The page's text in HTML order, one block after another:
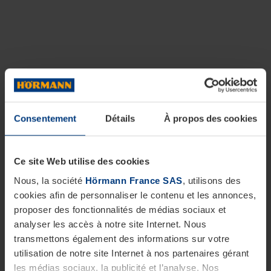
Consentement Détails À propos des cookies
Ce site Web utilise des cookies
Nous, la société Hörmann France SAS, utilisons des
cookies afin de personnaliser le contenu et les annonces,
proposer des fonctionnalités de médias sociaux et
analyser les accès à notre site Internet. Nous
transmettons également des informations sur votre
utilisation de notre site Internet à nos partenaires gérant
les médias sociaux, la publicité et l’analyse. Nos